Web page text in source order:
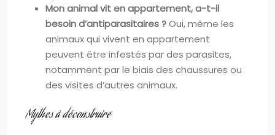
Mon animal vit en appartement, a-t-il
besoin d’antiparasitaires ?Oui, même les
animaux qui vivent en appartement
peuvent être infestés par des parasites,
notamment par le biais des chaussures ou
des visites d’autres animaux.
Mythes à déconstruire